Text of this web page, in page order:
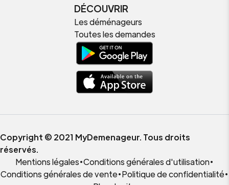
DÉCOUVRIR
Les déménageurs
Toutes les demandes
Copyright © 2021 MyDemenageur. Tous droits
réservés.
Mentions légales•Conditions générales d'utilisation•
Conditions générales de vente•Politique de confidentialité•